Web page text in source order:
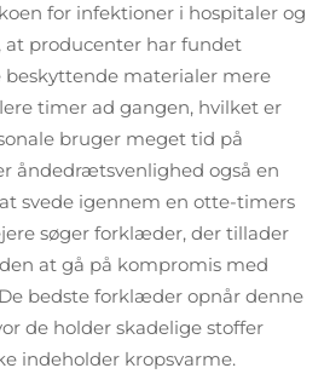
for infektioner i hospitaler og
at producenter har fundet
beskyttende materialer mere
timer ad gangen, hvilket er
bruger meget tid på
åndedrætsvenlighed også en
svede igennem en otte-timers
søger forklæder, der tillader
at gå på kompromis med
bedste forklæder opnår denne
de holder skadelige stoffer
indeholder kropsvarme.